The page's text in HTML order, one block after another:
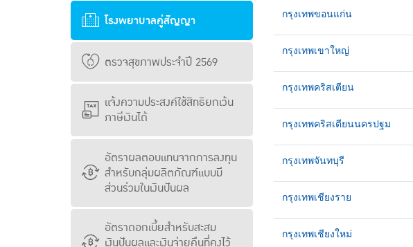
โรงพยาบาลคู่สัญญา
ตรวจสุขภาพประจำปี 2569
แจ้งความประสงค์ใช้สิทธิยกเว้น
ภาษีเงินได้
อัตราผลตอบแทนจากการลงทุน
สำหรับกลุ่มผลิตภัณฑ์แบบมี
ส่วนร่วมในเงินปันผล
อัตราดอกเบี้ยสำหรับสะสม
เงินปันผลและเงินจ่ายคืนที่คงไว้
กรุงเทพขอนแก่น
กรุงเทพเขาใหญ่
กรุงเทพคริสเตียน
กรุงเทพคริสเตียนนครปฐม
กรุงเทพจันทบุรี
กรุงเทพเชียงราย
กรุงเทพเชียงใหม่